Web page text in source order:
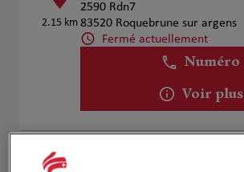
2.15 km
2590 Rdn7
83520 Roquebrune sur argens
Fermé actuellement
Numéro
Voir plus
2